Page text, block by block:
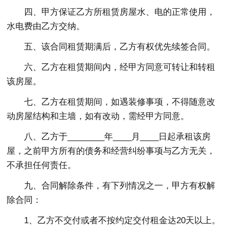
四、甲方保证乙方所租赁房屋水、电的正常使用，
水电费由乙方交纳。
五、该合同租赁期满后，乙方有权优先续签合同。
六、乙方在租赁期间内，经甲方同意可转让和转租
该房屋。
七、乙方在租赁期间，如遇装修事项，不得随意改
动房屋结构和主墙，如有改动，需经甲方同意。
八、乙方于________年____月____日起承租该房
屋，之前甲方所有的债务和经营纠纷事项与乙方无关，
不承担任何责任。
九、合同解除条件，有下列情况之一，甲方有权解
除合同：
1、乙方不交付或者不按约定交付租金达20天以上。